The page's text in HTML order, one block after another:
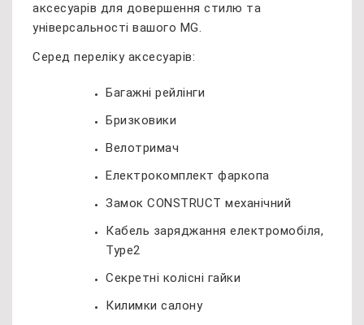
аксесуарів для довершення стилю та
універсальності вашого MG.
Серед переліку аксесуарів:
Багажні рейлінги
Бризковики
Велотримач
Електрокомплект фаркопа
Замок CONSTRUCT механічний
Кабель заряджання електромобіля,
Type2
Секретні колісні гайки
Килимки салону